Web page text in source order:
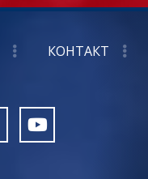
КОНТАКТ